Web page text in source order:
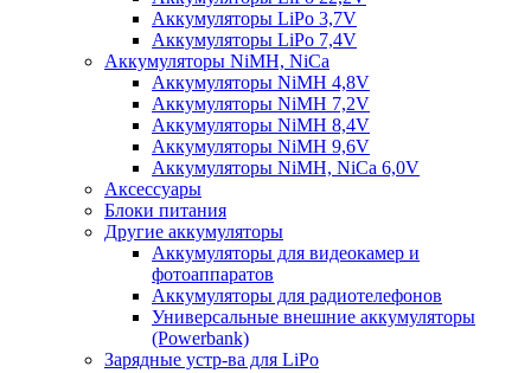
Аккумуляторы LiPo 3,7V
Аккумуляторы LiPo 7,4V
Аккумуляторы NiMH, NiCa
Аккумуляторы NiMH 4,8V
Аккумуляторы NiMH 7,2V
Аккумуляторы NiMH 8,4V
Аккумуляторы NiMH 9,6V
Аккумуляторы NiMH, NiCa 6,0V
Аксессуары
Блоки питания
Другие аккумуляторы
Аккумуляторы для видеокамер и
фотоаппаратов
Аккумуляторы для радиотелефонов
Универсальные внешние аккумуляторы
(Powerbank)
Зарядные устр-ва для LiPo